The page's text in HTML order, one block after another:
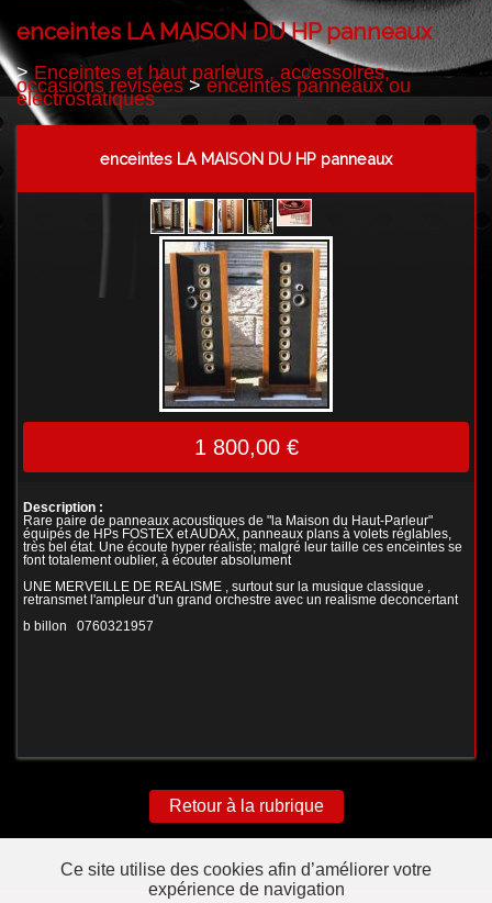
enceintes LA MAISON DU HP panneaux
>Enceintes et haut parleurs , accessoires,
occasions revisées>enceintes panneaux ou
electrostatiques
enceintes LA MAISON DU HP panneaux
1 800,00 €
Description :
Rare paire de panneaux acoustiques de "la Maison du Haut-Parleur"
équipés de HPs FOSTEX et AUDAX, panneaux plans à volets réglables,
très bel état. Une écoute hyper réaliste; malgré leur taille ces enceintes se
font totalement oublier, à écouter absolument
UNE MERVEILLE DE REALISME , surtout sur la musique classique ,
retransmet l'ampleur d'un grand orchestre avec un realisme deconcertant
b billon 0760321957
Retour à la rubrique
Ce site utilise des cookies afin d’améliorer votre
expérience de navigation